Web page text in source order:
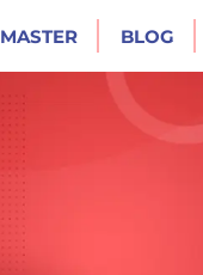
MASTER BLOG